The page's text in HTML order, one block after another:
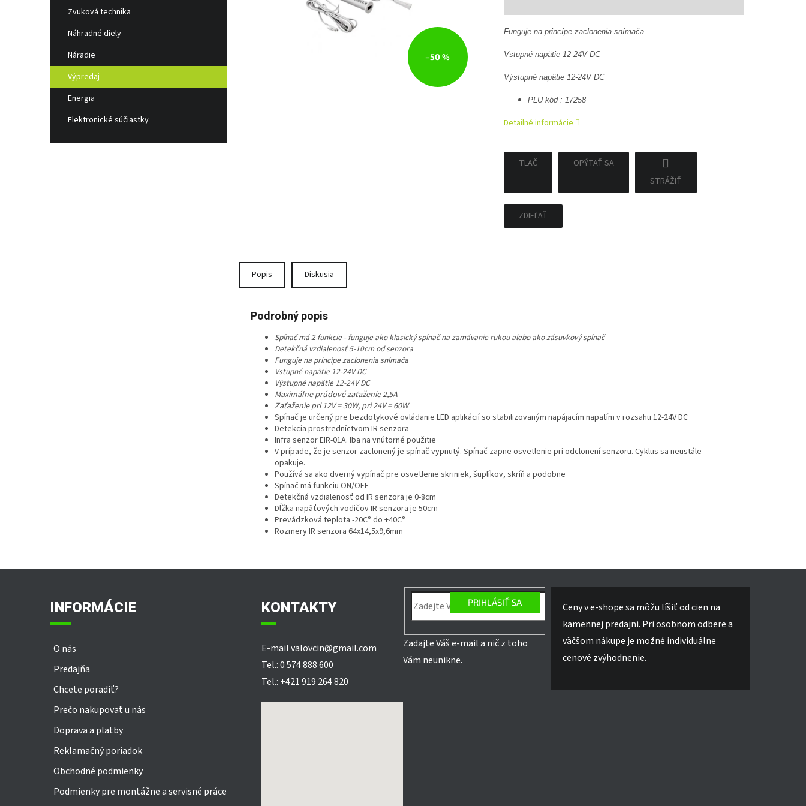
Zvuková technika
Náhradné diely
Náradie
Výpredaj
Energia
Elektronické súčiastky
–50 %
Funguje na princípe zaclonenia snímača
Vstupné napätie 12-24V DC
Výstupné napätie 12-24V DC
PLU kód : 17258
Detailné informácie
TLAČ
OPÝTAŤ SA
STRÁŽIŤ
ZDIEĽAŤ
Popis Diskusia
Podrobný popis
Spínač má 2 funkcie - funguje ako klasický spínač na zamávanie rukou alebo ako zásuvkový spínač
Detekčná vzdialenosť 5-10cm od senzora
Funguje na princípe zaclonenia snímača
Vstupné napätie 12-24V DC
Výstupné napätie 12-24V DC
Maximálne prúdové zaťaženie 2,5A
Zaťaženie pri 12V = 30W, pri 24V = 60W
Spínač je určený pre bezdotykové ovládanie LED aplikácií so stabilizovaným napájacím napätím v rozsahu 12-24V DC
Detekcia prostredníctvom IR senzora
Infra senzor EIR-01A. Iba na vnútorné použitie
V prípade, že je senzor zaclonený je spínač vypnutý. Spínač zapne osvetlenie pri odclonení senzoru. Cyklus sa neustále
opakuje.
Používá sa ako dverný vypínač pre osvetlenie skriniek, šuplíkov, skríň a podobne
Spínač má funkciu ON/OFF
Detekčná vzdialenosť od IR senzora je 0-8cm
Dĺžka napäťových vodičov IR senzora je 50cm
Prevádzková teplota -20C° do +40C°
Rozmery IR senzora 64x14,5x9,6mm
INFORMÁCIE
O nás
Predajňa
Chcete poradiť?
Prečo nakupovať u nás
Doprava a platby
Reklamačný poriadok
Obchodné podmienky
Podmienky pre montážne a servisné práce
KONTAKTY
E-mailvalovcin@gmail.com
Tel.: 0 574 888 600
Tel.: +421 919 264 820
PRIHLÁSIŤ SA
Zadajte Váš e-mail a nič z toho
Vám neunikne.
Ceny v e-shope sa môžu líšiť od cien na
kamennej predajni. Pri osobnom odbere a
väčšom nákupe je možné individuálne
cenové zvýhodnenie.